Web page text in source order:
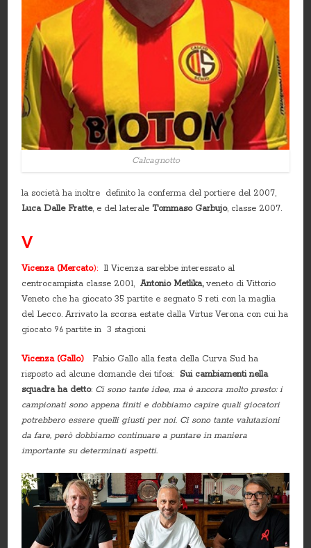
Calcagnotto
la società ha inoltre definito la conferma del portiere del 2007,
Luca Dalle Fratte, e del laterale Tommaso Garbujo, classe 2007.
V
Vicenza (Mercato): Il Vicenza sarebbe interessato al
centrocampista classe 2001,Antonio Metlika,veneto di Vittorio
Veneto che ha giocato 35 partite e segnato 5 reti con la maglia
del Lecco. Arrivato la scorsa estate dalla Virtus Verona con cui ha
giocato 96 partite in 3 stagioni
Vicenza (Gallo)
Fabio Gallo alla festa della Curva Sud ha
risposto ad alcune domande dei tifosi: Sui cambiamenti nella
squadra ha detto: Ci sono tante idee, ma è ancora molto presto: i
campionati sono appena finiti e dobbiamo capire quali giocatori
potrebbero essere quelli giusti per noi. Ci sono tante valutazioni
da fare, però dobbiamo continuare a puntare in maniera
importante su determinati aspetti.